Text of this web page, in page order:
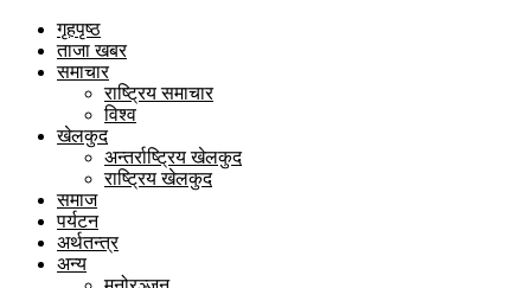
गृहपृष्ठ
ताजा खबर
समाचार
राष्ट्रिय समाचार
विश्व
खेलकुद
अन्तर्राष्ट्रिय खेलकुद
राष्ट्रिय खेलकुद
समाज
पर्यटन
अर्थतन्त्र
अन्य